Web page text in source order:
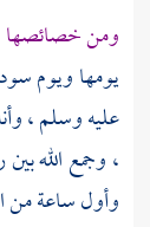
ومن خصائصها ،
يومها ويوم
عليه وسلم ،
، وجمع الله
وأول ساعة من